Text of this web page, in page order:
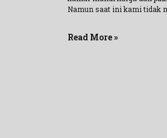
Namun saat ini kami tidak
Read More »